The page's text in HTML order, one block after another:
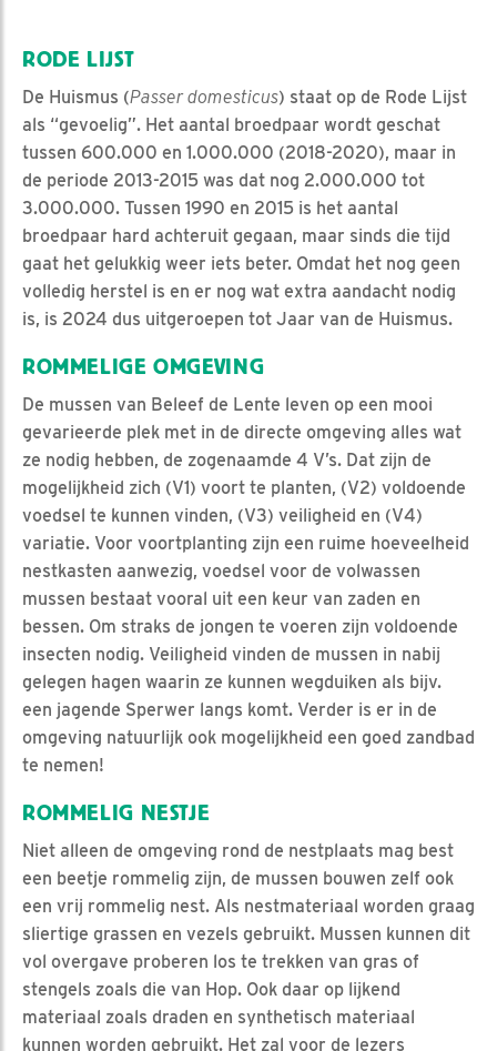
RODE LIJST
De Huismus (Passer domesticus) staat op de Rode Lijst
als “gevoelig”. Het aantal broedpaar wordt geschat
tussen 600.000 en 1.000.000 (2018-2020), maar in
de periode 2013-2015 was dat nog 2.000.000 tot
3.000.000. Tussen 1990 en 2015 is het aantal
broedpaar hard achteruit gegaan, maar sinds die tijd
gaat het gelukkig weer iets beter. Omdat het nog geen
volledig herstel is en er nog wat extra aandacht nodig
is, is 2024 dus uitgeroepen tot Jaar van de Huismus.
ROMMELIGE OMGEVING
De mussen van Beleef de Lente leven op een mooi
gevarieerde plek met in de directe omgeving alles wat
ze nodig hebben, de zogenaamde 4 V’s. Dat zijn de
mogelijkheid zich (V1) voort te planten, (V2) voldoende
voedsel te kunnen vinden, (V3) veiligheid en (V4)
variatie. Voor voortplanting zijn een ruime hoeveelheid
nestkasten aanwezig, voedsel voor de volwassen
mussen bestaat vooral uit een keur van zaden en
bessen. Om straks de jongen te voeren zijn voldoende
insecten nodig. Veiligheid vinden de mussen in nabij
gelegen hagen waarin ze kunnen wegduiken als bijv.
een jagende Sperwer langs komt. Verder is er in de
omgeving natuurlijk ook mogelijkheid een goed zandbad
te nemen!
ROMMELIG NESTJE
Niet alleen de omgeving rond de nestplaats mag best
een beetje rommelig zijn, de mussen bouwen zelf ook
een vrij rommelig nest. Als nestmateriaal worden graag
sliertige grassen en vezels gebruikt. Mussen kunnen dit
vol overgave proberen los te trekken van gras of
stengels zoals die van Hop. Ook daar op lijkend
materiaal zoals draden en synthetisch materiaal
kunnen worden gebruikt. Het zal voor de lezers